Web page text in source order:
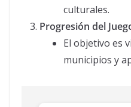
culturales.
Progresión del
El objetivo es
municipios y